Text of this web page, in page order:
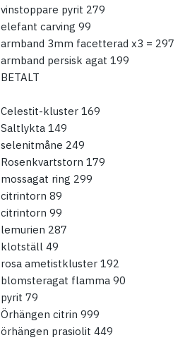
vinstoppare pyrit 279
elefant carving 99
armband 3mm facetterad x3 = 297
armband persisk agat 199
BETALT
Celestit-kluster 169
Saltlykta 149
selenitmåne 249
Rosenkvartstorn 179
mossagat ring 299
citrintorn 89
citrintorn 99
lemurien 287
klotställ 49
rosa ametistkluster 192
blomsteragat flamma 90
pyrit 79
Örhängen citrin 999
örhängen prasiolit 449